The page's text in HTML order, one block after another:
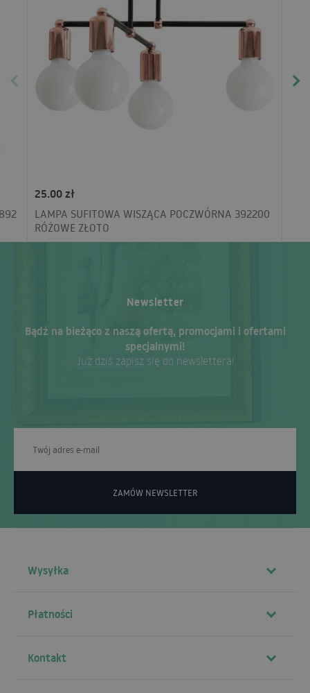
25.00 zł
LAMPA SUFITOWA WISZĄCA POCZWÓRNA 392200
RÓŻOWE ZŁOTO
Newsletter
Bądź na bieżąco z naszą ofertą, promocjami i ofertami
specjalnymi!
Już dziś zapisz się do newslettera!
ZAMÓW NEWSLETTER
Wysyłka
Płatności
Kontakt